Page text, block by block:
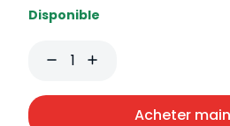
Disponible
Acheter